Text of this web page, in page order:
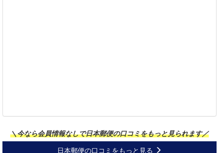
＼今なら会員情報なしで日本郵便の口コミをもっと見られます／
日本郵便の口コミをもっと見る